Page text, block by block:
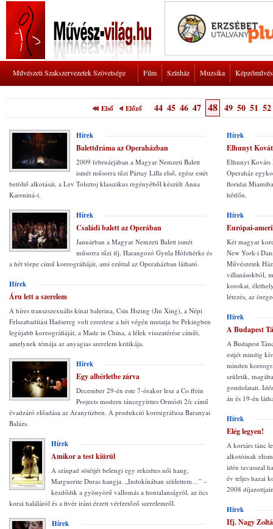
Művészeti Szakszervezetek Szövetsége Film Színház Muzsika
Első Előző 44 45 46 47 48 49 50 51 52
Hírek
Balettdráma az Operaházban
2009 februárjában a Magyar Nemzeti Balett
ismét műsorra tűzi Pártay Lilla első, egész estét
betöltő alkotását, a Lev Tolsztoj klasszikus regényéből készült Anna
Kareniná-t.
Hírek
Családi balett az Operában
Januárban a Magyar Nemzeti Balett ismét
műsorra tűzi ifj. Harangozó Gyula Hófehérke és
a hét törpe című koreográfiáját, ami ezúttal az Operaházban látható.
Hírek
Áru lett a szerelem
A híres transzszexuális kínai balerina, Csin Hszing (Jin Xing), a Népi
Felszabadítási Hadsereg volt ezredese a hét végén mutatja be Pekingben
legújabb koreográfiáját, a Made in China, a lélek visszatérése címűt,
amelynek témája az anyagias szerelem kritikája.
Hírek
Egy albérletbe zárva
December 29-én este 7-órakor lesz a Co.ffein
Projects modern táncegyüttes Ormódi 2/c című
évadzáró előadása az Aranytízben. A produkció koreugráfusa Baranyai
Balázs.
Hírek
Amikor a test kiürül
A színpad sötétjét belengi egy rekedtes női hang,
Marguerite Duras hangja. „Indokínában születtem…” –
kezdődik a gyönyörű vallomás a hontalanságról, az öcs
korai haláláról és a fivér iránt érzett vérfertőző szerelemről.
Hírek
Hírek
Elhunyt
Elhunyt Kováts
Operaház
floridai
hétfőn.
Hírek
Európai-
Két magyar
New York-i
Művészetek
villanásokból,
korokat,
létezés, az
Hírek
A Budapest
A Budapest
estjét mindig
minden
születik,
gondolatait.
án és 19-én
Hírek
Elég legyen!
A kortárs tánc
alkotóinak
idén tavasszal
év teljes hazai
2008
Hírek
Ifj. Nagy